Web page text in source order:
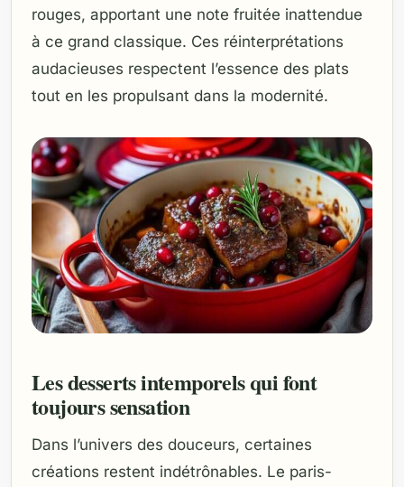
rouges, apportant une note fruitée inattendue
à ce grand classique. Ces réinterprétations
audacieuses respectent l’essence des plats
tout en les propulsant dans la modernité.
Les desserts intemporels qui font
toujours sensation
Dans l’univers des douceurs, certaines
créations restent indétrônables. Le paris-